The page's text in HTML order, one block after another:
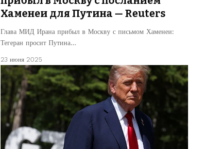
Хаменеи для Путина — Reuters
Глава МИД Ирана прибыл в Москву с письмом Хаменеи:
Тегеран просит Путина…
23 июня 2025